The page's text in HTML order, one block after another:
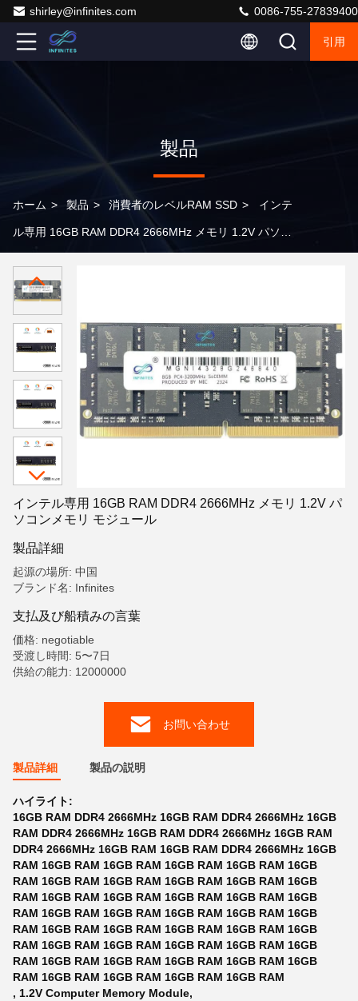
shirley@infinites.com 0086-755-27839400
引用
製品
ホーム > 製品 > 消費者のレベルRAM SSD > インテ
ル専用 16GB RAM DDR4 2666MHz メモリ 1.2V パソコ
インテル専用 16GB RAM DDR4 2666MHz メモリ 1.2V パ
ソコンメモリ モジュール
製品詳細
起源の場所: 中国
ブランド名: Infinites
支払及び船積みの言葉
価格: negotiable
受渡し時間: 5〜7日
供給の能力: 12000000
お問い合わせ
製品詳細 製品の説明
ハイライト:
16GB RAM DDR4 2666MHz 16GB RAM DDR4 2666MHz 16GB
RAM DDR4 2666MHz 16GB RAM DDR4 2666MHz 16GB RAM
DDR4 2666MHz 16GB RAM 16GB RAM DDR4 2666MHz 16GB
RAM 16GB RAM 16GB RAM 16GB RAM 16GB RAM 16GB
RAM 16GB RAM 16GB RAM 16GB RAM 16GB RAM 16GB
RAM 16GB RAM 16GB RAM 16GB RAM 16GB RAM 16GB
RAM 16GB RAM 16GB RAM 16GB RAM 16GB RAM 16GB
RAM 16GB RAM 16GB RAM 16GB RAM 16GB RAM 16GB
RAM 16GB RAM 16GB RAM 16GB RAM 16GB RAM 16GB
RAM 16GB RAM 16GB RAM 16GB RAM 16GB RAM 16GB
RAM 16GB RAM 16GB RAM 16GB RAM 16GB RAM
, 1.2V Computer Memory Module,